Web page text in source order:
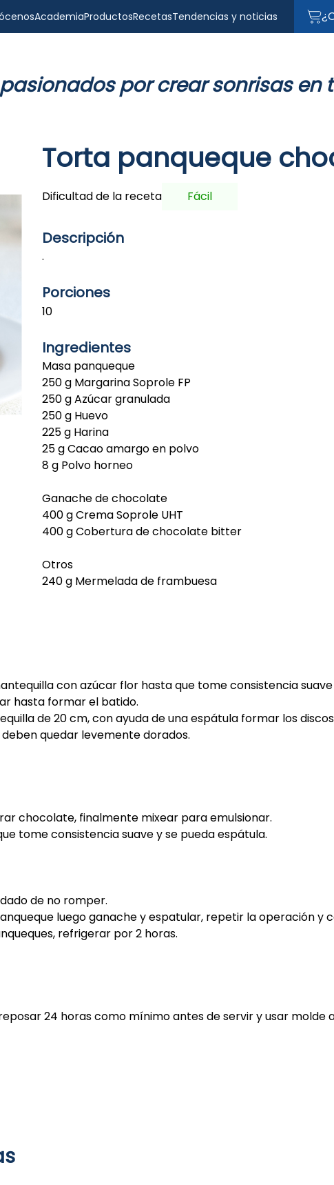
AcademiaProductosRecetasTendencias y noticias
por crear sonrisas
Torta panqueque
Dificultad de la receta Fácil
Descripción
.
Porciones
10
Ingredientes
Masa panqueque
250 g Margarina Soprole FP
250 g Azúcar granulada
250 g Huevo
225 g Harina
25 g Cacao amargo en polvo
8 g Polvo horneo
Ganache de chocolate
400 g Crema Soprole UHT
400 g Cobertura de chocolate bitter
Otros
240 g Mermelada de frambuesa
con azúcar flor hasta que tome consistencia
hasta formar el batido.
de 20 cm, con ayuda de una espátula formar los discos
quedar levemente dorados.
chocolate, finalmente mixear para emulsionar.
tome consistencia suave y se pueda espátula.
de no romper.
luego ganache y espatular, repetir la operación y
refrigerar por 2 horas.
24 horas como mínimo antes de servir y usar molde